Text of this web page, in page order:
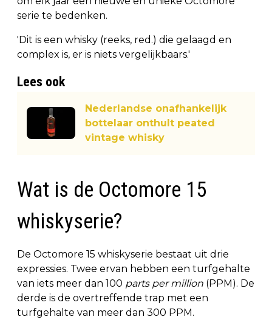
serie te bedenken.
'Dit is een whisky (reeks, red.) die gelaagd en
complex is, er is niets vergelijkbaars.'
Lees ook
Nederlandse onafhankelijk
bottelaar onthult peated
vintage whisky
Wat is de Octomore 15
whiskyserie?
De Octomore 15 whiskyserie bestaat uit drie
expressies. Twee ervan hebben een turfgehalte
van iets meer dan 100 parts per million (PPM). De
derde is de overtreffende trap met een
turfgehalte van meer dan 300 PPM.